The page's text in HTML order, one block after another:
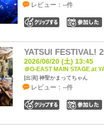
レビュー：--件
YATSUI FESTIVAL!
2026/06/20 (土) 13:45
＠O-EAST MAIN STAGE at
[出演] 神聖かまってちゃん
レビュー：--件